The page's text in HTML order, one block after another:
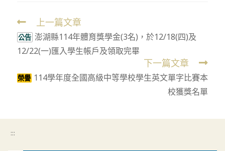
Read
more
articles
上一篇文章
公告 澎湖縣114年體育獎學金(3名)，於12/18(四)及
12/22(一)匯入學生帳戶及領取完畢
下一篇文章
榮譽 114學年度全國高級中等學校學生英文單字比賽本
校獲獎名單
:::